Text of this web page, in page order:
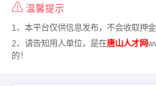
温馨提示
1、本平台仅供信息发布，不会收取押金
2、请告知用人单位，是在唐山人才网
的！